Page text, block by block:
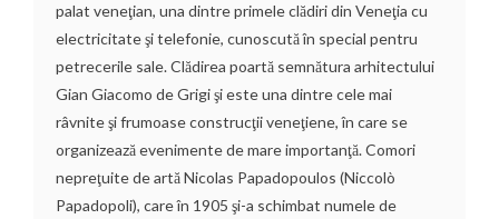
palat veneţian, una dintre primele clădiri din Veneţia cu
electricitate şi telefonie, cunoscută în special pentru
petrecerile sale. Clădirea poartă semnătura arhitectului
Gian Giacomo de Grigi şi este una dintre cele mai
râvnite şi frumoase construcţii veneţiene, în care se
organizează evenimente de mare importanţă. Comori
nepreţuite de artă Nicolas Papadopoulos (Niccolò
Papadopoli), care în 1905 şi-a schimbat numele de